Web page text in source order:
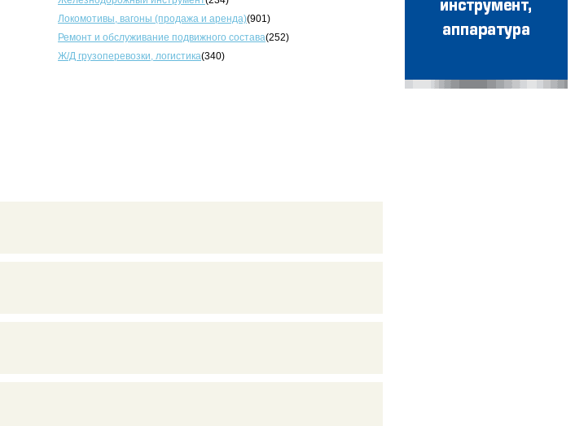
Локомотивы, вагоны (продажа и аренда)(901)
Ремонт и обслуживание подвижного состава(252)
Ж/Д грузоперевозки, логистика(340)